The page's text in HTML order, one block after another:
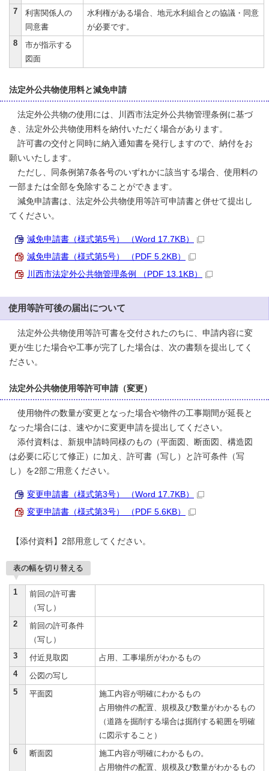
7
利害関係人の
同意書
水利権がある場合、地元水利組合との協議・同意
が必要です。
8
市が指示する
図面
法定外公共物使用料と減免申請
法定外公共物の使用には、川西市法定外公共物管理条例に基づ
き、法定外公共物使用料を納付いただく場合があります。
許可書の交付と同時に納入通知書を発行しますので、納付をお
願いいたします。
ただし、同条例第7条各号のいずれかに該当する場合、使用料の
一部または全部を免除することができます。
減免申請書は、法定外公共物使用等許可申請書と併せて提出し
てください。
減免申請書（様式第5号） （Word 17.7KB）
減免申請書（様式第5号） （PDF 5.2KB）
川西市法定外公共物管理条例 （PDF 13.1KB）
使用等許可後の届出について
法定外公共物使用等許可書を交付されたのちに、申請内容に変
更が生じた場合や工事が完了した場合は、次の書類を提出してく
ださい。
法定外公共物使用等許可申請（変更）
使用物件の数量が変更となった場合や物件の工事期間が延長と
なった場合には、速やかに変更申請を提出してください。
添付資料は、新規申請時同様のもの（平面図、断面図、構造図
は必要に応じて修正）に加え、許可書（写し）と許可条件（写
し）を2部ご用意ください。
変更申請書（様式第3号） （Word 17.7KB）
変更申請書（様式第3号） （PDF 5.6KB）
【添付資料】2部用意してください。
表の幅を切り替える
1
前回の許可書
（写し）
2
前回の許可条件
（写し）
3
付近見取図
占用、工事場所がわかるもの
4
公図の写し
5
平面図
施工内容が明確にわかるもの
占用物件の配置、規模及び数量がわかるもの
（道路を掘削する場合は掘削する範囲を明確
に図示すること）
6
断面図
施工内容が明確にわかるもの。
占用物件の配置、規模及び数量がわかるもの